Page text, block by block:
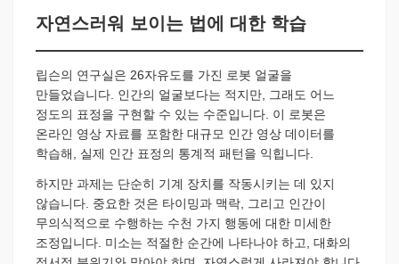
자연스러워 보이는 법에 대한 학습
립슨의 연구실은 26자유도를 가진 로봇 얼굴을
만들었습니다. 인간의 얼굴보다는 적지만, 그래도 어느
정도의 표정을 구현할 수 있는 수준입니다. 이 로봇은
온라인 영상 자료를 포함한 대규모 인간 영상 데이터를
학습해, 실제 인간 표정의 통계적 패턴을 익힙니다.
하지만 과제는 단순히 기계 장치를 작동시키는 데 있지
않습니다. 중요한 것은 타이밍과 맥락, 그리고 인간이
무의식적으로 수행하는 수천 가지 행동에 대한 미세한
조정입니다. 미소는 적절한 순간에 나타나야 하고, 대화의